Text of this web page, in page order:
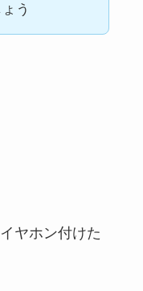
う
ヤホン付けた